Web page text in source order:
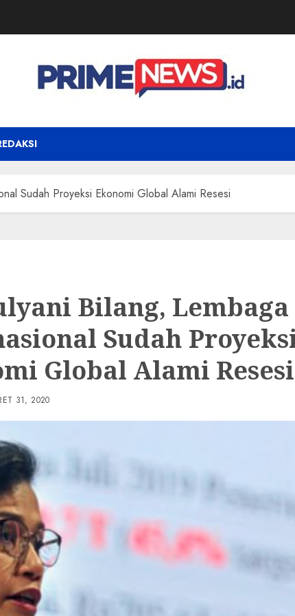
Sudah Proyeksi Ekonomi Global Alami Resesi
Bilang, Lembaga
Sudah
Global Alami Resesi
31, 2020